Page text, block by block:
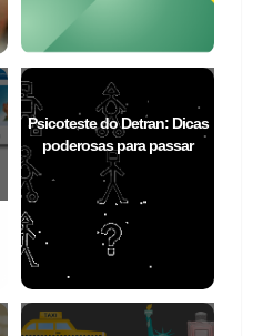
Psicoteste do Detran: Dicas
poderosas para passar